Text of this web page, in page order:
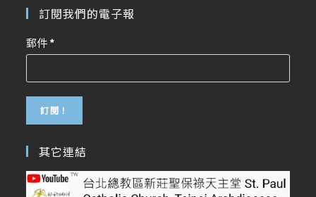
訂閱我們的電子報
郵件*
其它連結